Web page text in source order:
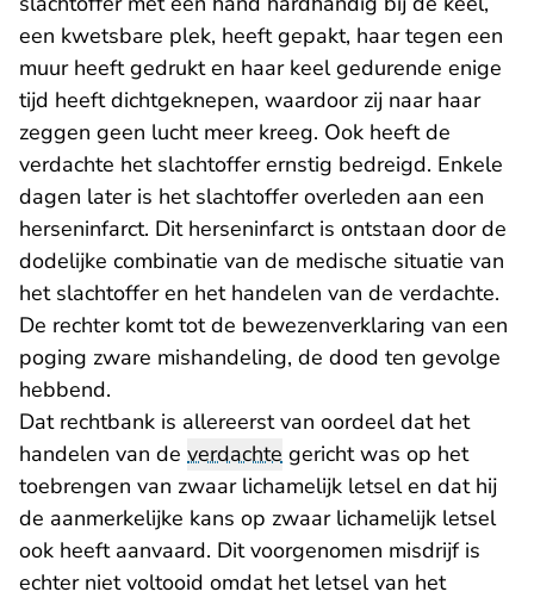
een kwetsbare plek, heeft gepakt, haar tegen een
muur heeft gedrukt en haar keel gedurende enige
tijd heeft dichtgeknepen, waardoor zij naar haar
zeggen geen lucht meer kreeg. Ook heeft de
verdachte het slachtoffer ernstig bedreigd. Enkele
dagen later is het slachtoffer overleden aan een
herseninfarct. Dit herseninfarct is ontstaan door de
dodelijke combinatie van de medische situatie van
het slachtoffer en het handelen van de verdachte.
De rechter komt tot de bewezenverklaring van een
poging zware mishandeling, de dood ten gevolge
hebbend.
Dat rechtbank is allereerst van oordeel dat het
handelen van de verdachte gericht was op het
toebrengen van zwaar lichamelijk letsel en dat hij
de aanmerkelijke kans op zwaar lichamelijk letsel
ook heeft aanvaard. Dit voorgenomen misdrijf is
echter niet voltooid omdat het letsel van het